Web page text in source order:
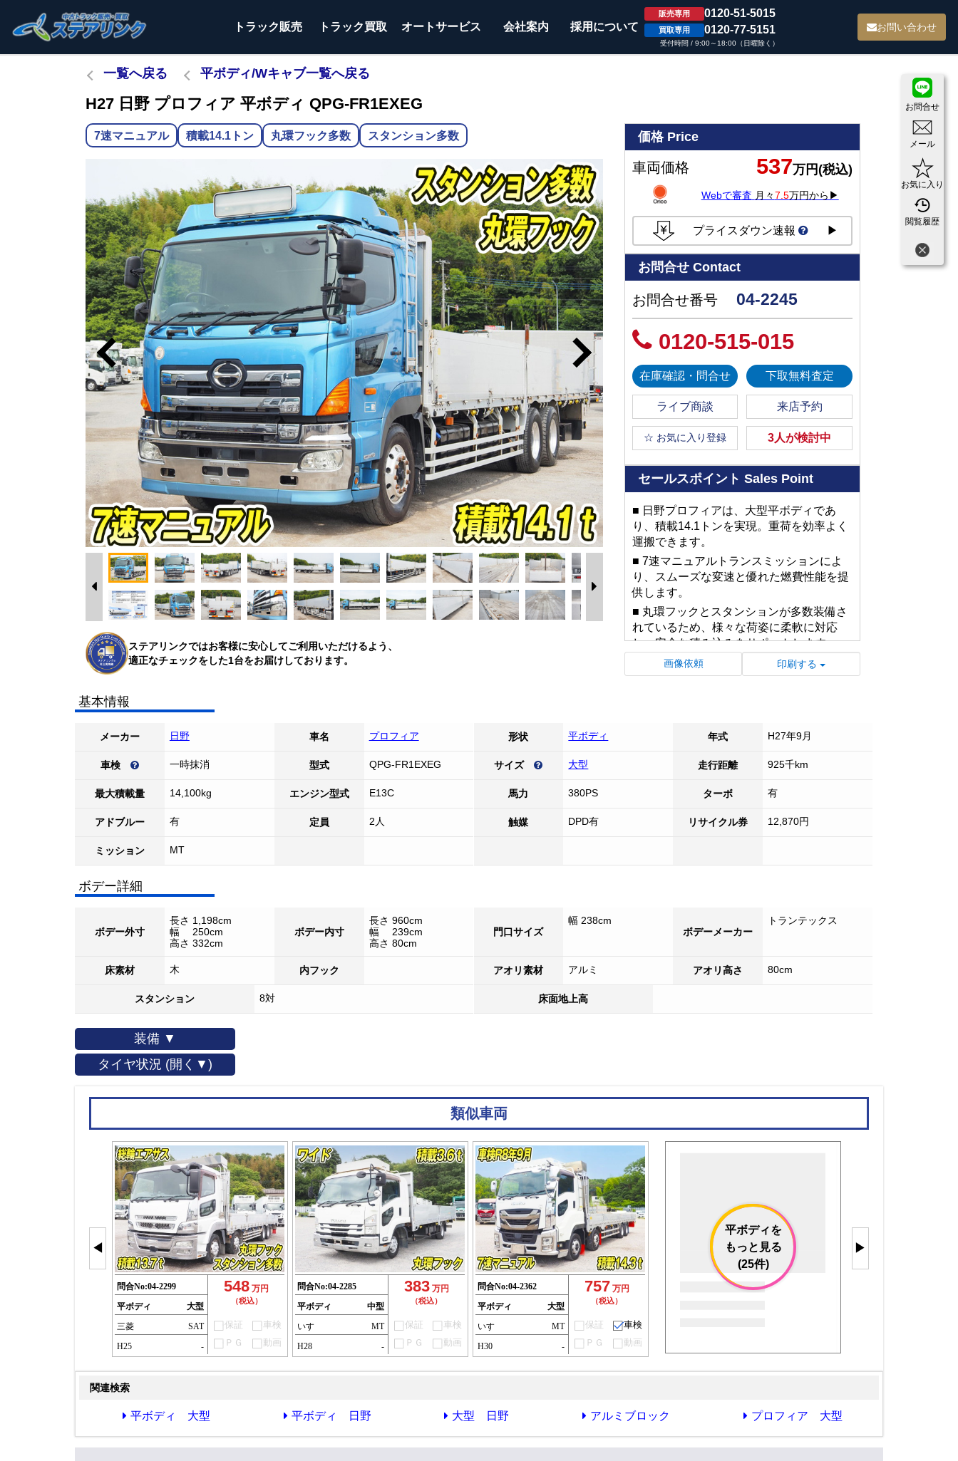
トラック販売 トラック買取 オートサービス 会社案内 採用について
販売専用 0120-51-5015
買取専用 0120-77-5151
受付時間 / 9:00～18:00（日曜除く）
お問い合わせ
お問合せ
メール
お気に入り
閲覧履歴
一覧へ戻る 平ボディ/Wキャブ一覧へ戻る
H27 日野 プロフィア 平ボディ QPG-FR1EXEG
7速マニュアル 積載14.1トン 丸環フック多数 スタンション多数
ステアリンクではお客様に安心してご利用いただけるよう、
適正なチェックをした1台をお届けしております。
価格Price
車両価格 537万円(税込)
Webで審査 月々7.5万円から▶
プライスダウン速報 ▶
お問合せ Contact
お問合せ番号 04-2245
0120-515-015
在庫確認・問合せ 下取無料査定
ライブ商談 来店予約
☆ お気に入り登録 3人が検討中
セールスポイント Sales Point
■ 日野プロフィアは、大型平ボディであ
り、積載14.1トンを実現。重荷を効率よく
運搬できます。
■ 7速マニュアルトランスミッションによ
り、スムーズな変速と優れた燃費性能を提
供します。
■ 丸環フックとスタンションが多数装備さ
れているため、様々な荷姿に柔軟に対応
し、安全な積み込みをサポートします。
■ アルミブロック構造により、耐久性と軽
量化を両立し、運搬効率を向上させます。
好評受付中！
■ 試乗も可能ですのでお気軽にご来店くだ
軽にご相談ください。
画像依頼 印刷する
基本情報
メーカー 日野 車名 プロフィア 形状 平ボディ 年式 H27年9月
車検 一時抹消 型式 QPG-FR1EXEG サイズ 大型 走行距離 925千km
最大積載量 14,100kg エンジン型式 E13C 馬力 380PS ターボ 有
アドブルー 有 定員 2人 触媒 DPD有 リサイクル券 12,870円
ミッション MT
ボデー詳細
ボデー外寸
長さ 1,198cm
幅 250cm
高さ 332cm
ボデー内寸
長さ 960cm
幅 239cm
高さ 80cm
門口サイズ
幅 238cm
ボデーメーカー
トランテックス
床素材 木 内フック アオリ素材 アルミ アオリ高さ 80cm
スタンション 8対 床面地上高
装備 ▼
タイヤ状況 (開く▼)
類似車両
◀
問合No:04-2299
平ボディ
大型
三菱
SAT
H25
-
548 万円
（税込）
保証
車検
ＰＧ
動画
問合No:04-2285
平ボディ
中型
いすゞ
MT
H28
-
383 万円
（税込）
保証
車検
ＰＧ
動画
問合No:04-2362
平ボディ
大型
いすゞ
MT
H30
-
757 万円
（税込）
保証
車検
ＰＧ
動画
平ボディを
もっと見る
(25件)
▶
関連検索
平ボディ 大型 平ボディ 日野 大型 日野 アルミブロック プロフィア 大型